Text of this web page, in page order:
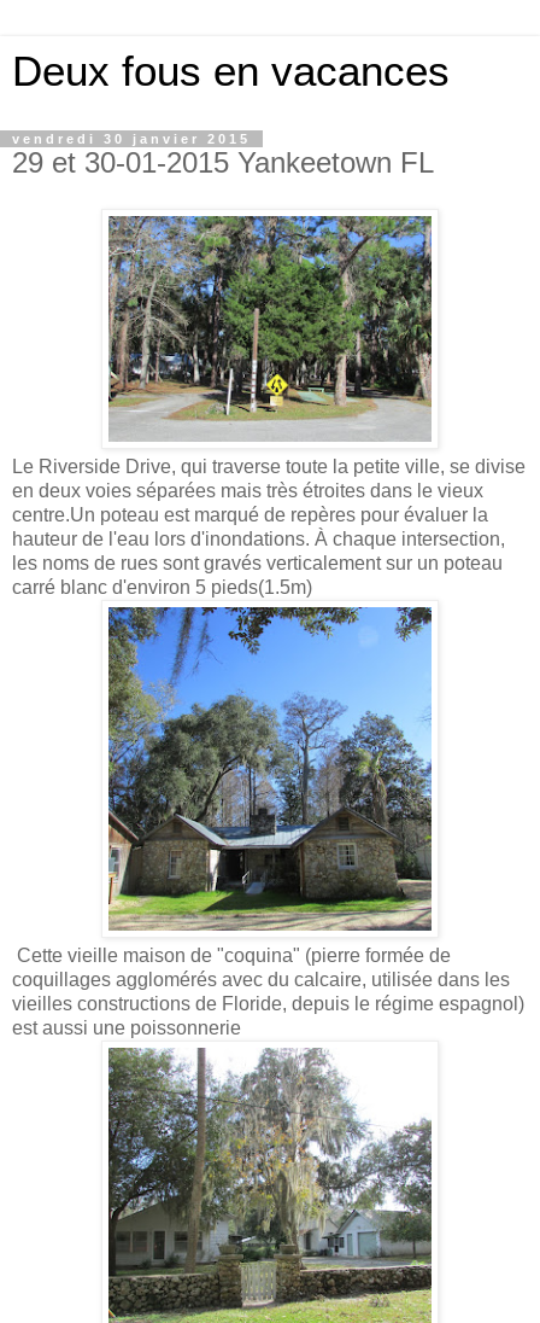
Deux fous en vacances
vendredi 30 janvier 2015
29 et 30-01-2015 Yankeetown FL
Le Riverside Drive, qui traverse toute la petite ville, se divise
en deux voies séparées mais très étroites dans le vieux
centre.Un poteau est marqué de repères pour évaluer la
hauteur de l'eau lors d'inondations. À chaque intersection,
les noms de rues sont gravés verticalement sur un poteau
carré blanc d'environ 5 pieds(1.5m)
Cette vieille maison de "coquina" (pierre formée de
coquillages agglomérés avec du calcaire, utilisée dans les
vieilles constructions de Floride, depuis le régime espagnol)
est aussi une poissonnerie